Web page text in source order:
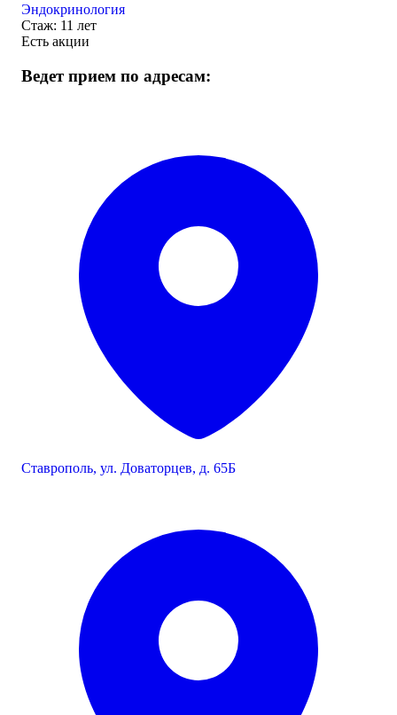
Эндокринология
Стаж: 11 лет
Есть акции
Ведет прием по адресам:
Ставрополь, ул. Доваторцев, д. 65Б